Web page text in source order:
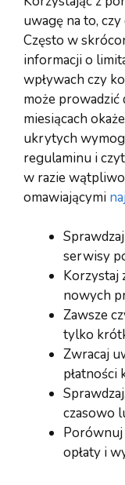
uwagę na to,
Często w
informacji o
wpływach czy
może prowadzić
miesiącach
ukrytych
regulaminu i
w razie
omawiającymi
serwisy
Korzystaj
nowych
Zawsze
tylko
Zwracaj
płatności
czasowo
Porównuj
opłaty i